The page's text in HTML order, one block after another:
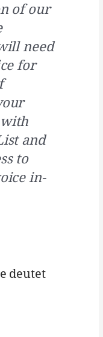
of our
need
for
and
to
in-
deutet